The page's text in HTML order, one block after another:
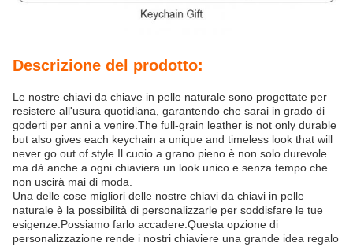
Descrizione del prodotto:
Le nostre chiavi da chiave in pelle naturale sono progettate per
resistere all'usura quotidiana, garantendo che sarai in grado di
goderti per anni a venire.The full-grain leather is not only durable
but also gives each keychain a unique and timeless look that will
never go out of style Il cuoio a grano pieno è non solo durevole
ma dà anche a ogni chiaviera un look unico e senza tempo che
non uscirà mai di moda.
Una delle cose migliori delle nostre chiavi da chiavi in pelle
naturale è la possibilità di personalizzarle per soddisfare le tue
esigenze.Possiamo farlo accadere.Questa opzione di
personalizzazione rende i nostri chiaviere una grande idea regalo